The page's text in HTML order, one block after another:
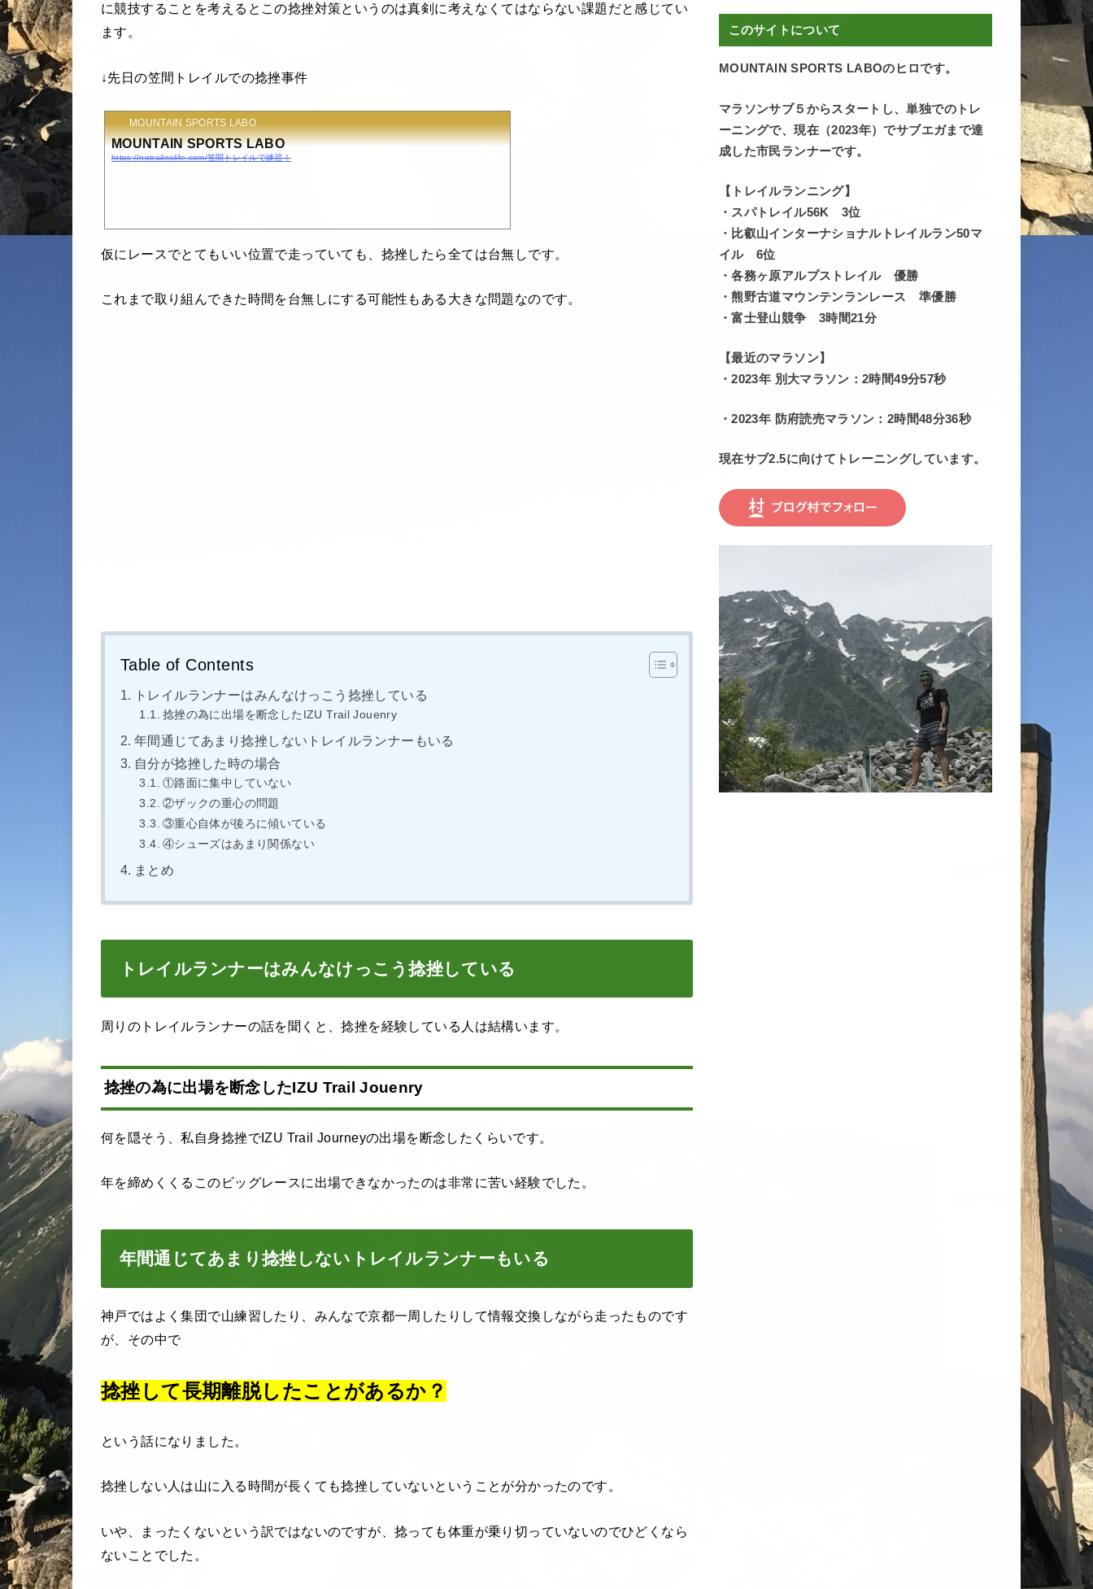
に競技することを考えるとこの捻挫対策というのは真剣に考えなくてはならない課題だと感じてい
ます。
↓先日の笠間トレイルでの捻挫事件
MOUNTAIN SPORTS LABO
MOUNTAIN SPORTS LABO
https://notrailnolife.com/笠間トレイルで練習！
仮にレースでとてもいい位置で走っていても、捻挫したら全ては台無しです。
これまで取り組んできた時間を台無しにする可能性もある大きな問題なのです。
Table of Contents
トレイルランナーはみんなけっこう捻挫している
捻挫の為に出場を断念したIZU Trail Jouenry
年間通じてあまり捻挫しないトレイルランナーもいる
自分が捻挫した時の場合
①路面に集中していない
②ザックの重心の問題
③重心自体が後ろに傾いている
④シューズはあまり関係ない
まとめ
トレイルランナーはみんなけっこう捻挫している
周りのトレイルランナーの話を聞くと、捻挫を経験している人は結構います。
捻挫の為に出場を断念したIZU Trail Jouenry
何を隠そう、私自身捻挫でIZU Trail Journeyの出場を断念したくらいです。
年を締めくくるこのビッグレースに出場できなかったのは非常に苦い経験でした。
年間通じてあまり捻挫しないトレイルランナーもいる
神戸ではよく集団で山練習したり、みんなで京都一周したりして情報交換しながら走ったものです
が、その中で
捻挫して長期離脱したことがあるか？
という話になりました。
捻挫しない人は山に入る時間が長くても捻挫していないということが分かったのです。
いや、まったくないという訳ではないのですが、捻っても体重が乗り切っていないのでひどくなら
ないことでした。
このサイトについて
MOUNTAIN SPORTS LABOのヒロです。
マラソンサブ５からスタートし、単独でのトレ
ーニングで、現在（2023年）でサブエガまで達
成した市民ランナーです。
【トレイルランニング】
・スパトレイル56K 3位
・比叡山インターナショナルトレイルラン50マ
イル 6位
・各務ヶ原アルプストレイル 優勝
・熊野古道マウンテンランレース 準優勝
・富士登山競争 3時間21分
【最近のマラソン】
・2023年 別大マラソン：2時間49分57秒
・2023年 防府読売マラソン：2時間48分36秒
現在サブ2.5に向けてトレーニングしています。